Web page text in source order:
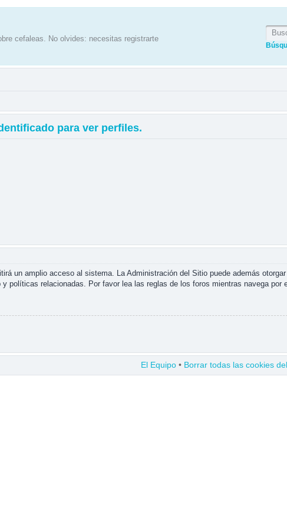
cefaleas. No olvides: necesitas registrarte
para ver perfiles.
un amplio acceso al sistema. La Administración del Sitio puede además
políticas relacionadas. Por favor lea las reglas de los foros mientras navega por
El Equipo • Borrar todas las cookies